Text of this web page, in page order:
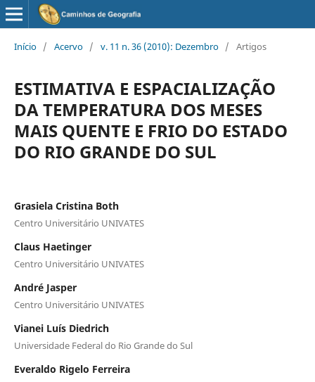
Início / Acervo / v. 11 n. 36 (2010): Dezembro / Artigos
ESTIMATIVA E ESPACIALIZAÇÃO
DA TEMPERATURA DOS MESES
MAIS QUENTE E FRIO DO ESTADO
DO RIO GRANDE DO SUL
Grasiela Cristina Both
Centro Universitário UNIVATES
Claus Haetinger
Centro Universitário UNIVATES
André Jasper
Centro Universitário UNIVATES
Vianei Luís Diedrich
Universidade Federal do Rio Grande do Sul
Everaldo Rigelo Ferreira